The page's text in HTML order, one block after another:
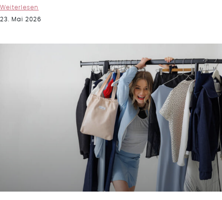
Weiterlesen
23. Mai 2026